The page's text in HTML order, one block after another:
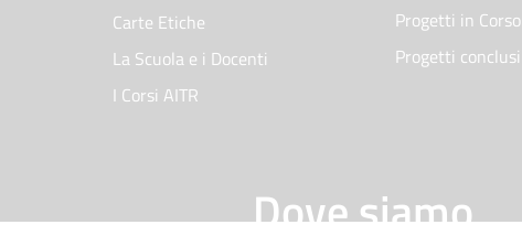
Carte Etiche
La Scuola e i Docenti
I Corsi AITR
Progetti in Corso
Progetti conclusi
Dove siamo